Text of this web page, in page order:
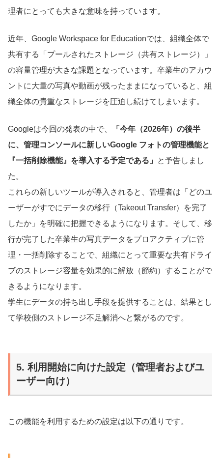
理者にとっても大きな意味を持っています。
近年、Google Workspace for Educationでは、組織全体で
共有する「プールされたストレージ（共有ストレージ）」
の容量管理が大きな課題となっています。卒業生のアカウ
ントに大量の写真や動画が残ったままになっていると、組
織全体の貴重なストレージを圧迫し続けてしまいます。
Googleは今回の発表の中で、
「今年（2026年）の後半
に、管理コンソールに新しいGoogle フォトの管理機能と
『一括削除機能』を導入する予定である」
と予告しまし
た。
これらの新しいツールが導入されると、管理者は「どのユ
ーザーがすでにデータの移行（Takeout Transfer）を完了
したか」を明確に把握できるようになります。そして、移
行が完了した卒業生の写真データをプロアクティブに管
理・一括削除することで、組織にとって重要な共有ドライ
ブのストレージ容量を効果的に解放（節約）することがで
きるようになります。
学生にデータの持ち出し手段を提供することは、結果とし
て学校側のストレージ不足解消へと繋がるのです。
5. 利用開始に向けた設定（管理者およびユ
ーザー向け）
この機能を利用するための設定は以下の通りです。